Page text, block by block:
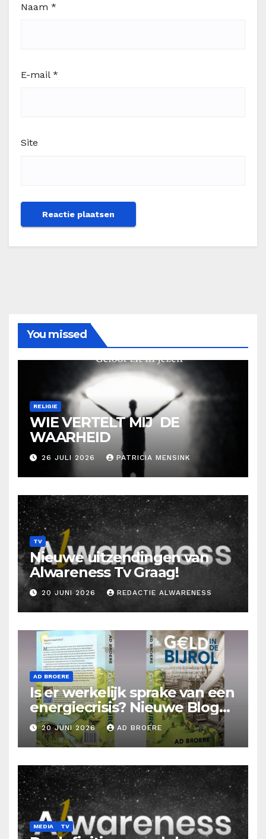
Naam *
E-mail *
Site
You missed
RELIGIE
WIE VERTELT MIJ DE
WAARHEID
26 JULI 2026 PATRICIA MENSINK
TV
Nieuwe uitzendingen van
Alwareness Tv Graag!
20 JUNI 2026 REDACTIE ALWARENESS
AD BROERE
Is er werkelijk sprake van een
energiecrisis? Nieuwe Blog
Ad Broere
20 JUNI 2026 AD BROERE
MEDIA TV